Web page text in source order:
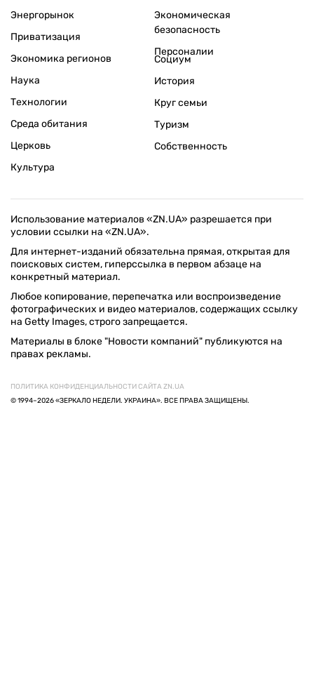
Энергорынок
Приватизация
Экономика регионов
Экономическая
безопасность
Персоналии
Наука
Технологии
Среда обитания
Церковь
Культура
Социум
История
Круг семьи
Туризм
Собственность
Использование материалов «ZN.UA» разрешается при
условии ссылки на «ZN.UA».
Для интернет-изданий обязательна прямая, открытая для
поисковых систем, гиперссылка в первом абзаце на
конкретный материал.
Любое копирование, перепечатка или воспроизведение
фотографических и видео материалов, содержащих ссылку
на Getty Images, строго запрещается.
Материалы в блоке "Новости компаний" публикуются на
правах рекламы.
ПОЛИТИКА КОНФИДЕНЦИАЛЬНОСТИ САЙТА ZN.UA
© 1994–2026 «ЗЕРКАЛО НЕДЕЛИ. УКРАИНА». ВСЕ ПРАВА ЗАЩИЩЕНЫ.